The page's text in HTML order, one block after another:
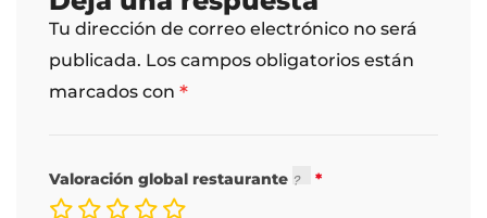
Tu dirección de correo electrónico no será
publicada. Los campos obligatorios están
marcados con *
Valoración global restaurante